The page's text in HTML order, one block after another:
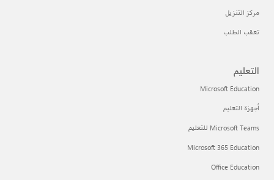
مركز التنزيل
تعقب الطلب
التعليم
Microsoft Education
أجهزة التعليم
Microsoft Teams للتعليم
Microsoft 365 Education
Office Education